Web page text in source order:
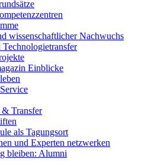
wissenschaftlicher Nachwuchs
Technologietransfer
Einblicke
& Transfer
als Tagungsort
und Experten netzwerken
bleiben: Alumni